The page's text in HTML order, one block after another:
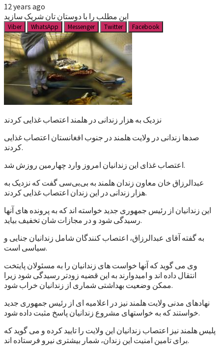
12 years ago
این مطلب را با دوستان تان شریک سازید
Viber WhatsApp Messenger Twitter Facebook
نزدیک به هزار زندانی در هلمند اعتصاب غذایی کردند
صدها زندانی در ولایت هلمند در جنوب افغانستان اعتصاب غذایی
کردند.
اعتصاب غذای این زندانیان امروز وارد چهارمین روزش شد.
عبدالرزاق خان معاون زندان هلمند به بی‌بی‌سی گفت که نزدیک به
هزار زندانی در این زندان اعتصاب غذایی کردند.
این زندانیان از رئیس جمهوری جدید خواسته اند که به پرونده های آنها
رسیدگی شود و در مجازات شان تخفیف بیاید.
به گفته آقای عبدالرزاق، اعتصاب کنندگان شامل زندانیان جنایی و
سیاسی است.
وی می گوید که آنها خواست های زندانیان را به مسئولان پایتخت
انتقال داده اند و امیدوارند به این قضیه زودتر رسیدگی شود زیرا
ممکن وضعیت بهداشتی شماری از زندانیان خراب شود.
نهادهای مدنی ولایت هلمند نیز در اعلامیه ای از رئیس جمهوری جدید
خواستند که به خواستهای مشروع زندانیان پاسخ مثبت داده شود.
پلیس هلمند نیز اعتصاب زندانیان این ولایت را تایید کرده و می گوید که
برای تامین امنیت این زندان، شمار بیشتری نیرو فرستاده اند.